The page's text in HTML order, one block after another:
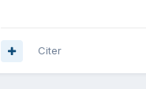
Citer